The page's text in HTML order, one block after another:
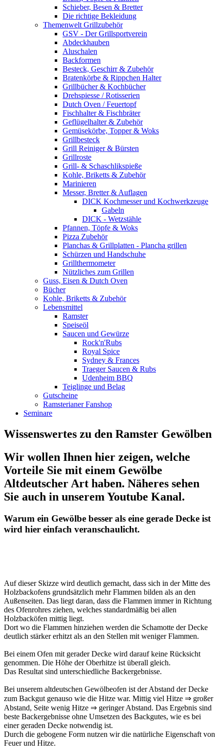
Schieber, Besen & Bretter
Die richtige Bekleidung
Themenwelt Grillzubehör
GSV - Der Grillsportverein
Abdeckhauben
Aluschalen
Backformen
Besteck, Geschirr & Zubehör
Bratenkörbe & Rippchen Halter
Grillbücher & Kochbücher
Drehspiesse / Rotisserien
Dutch Oven / Feuertopf
Fischhalter & Fischbräter
Geflügelhalter & Zubehör
Gemüsekörbe, Topper & Woks
Grillbesteck
Grill Reiniger & Bürsten
Grillroste
Grill- & Schaschlikspieße
Kohle, Briketts & Zubehör
Marinieren
Messer, Bretter & Auflagen
DICK Kochmesser und Kochwerkzeuge
Gabeln
DICK - Wetzstähle
Pfannen, Töpfe & Woks
Pizza Zubehör
Planchas & Grillplatten - Plancha grillen
Schürzen und Handschuhe
Grillthermometer
Nützliches zum Grillen
Guss, Eisen & Dutch Oven
Bücher
Kohle, Briketts & Zubehör
Lebensmittel
Ramster
Speiseöl
Saucen und Gewürze
Rock'n'Rubs
Royal Spice
Sydney & Frances
Traeger Saucen & Rubs
Udenheim BBQ
Teiglinge und Belag
Gutscheine
Ramsterianer Fanshop
Seminare
Wissenswertes zu den Ramster Gewölben
Wir wollen Ihnen hier zeigen, welche
Vorteile Sie mit einem Gewölbe
Altdeutscher Art haben. Näheres sehen
Sie auch in unserem Youtube Kanal.
Warum ein Gewölbe besser als eine gerade Decke ist
wird hier einfach veranschaulicht.
Auf dieser Skizze wird deutlich gemacht, dass sich in der Mitte des
Holzbackofens grundsätzlich mehr Flammen bilden als an den
Außenseiten. Das liegt daran, dass die Flammen immer in Richtung
des Ofenrohres ziehen, welches standardmäßig bei allen
Holzbacköfen mittig liegt.
Dort wo die Flammen hinziehen werden die Schamotte der Decke
deutlich stärker erhitzt als an den Stellen mit weniger Flammen.
Bei einem Ofen mit gerader Decke wird darauf keine Rücksicht
genommen. Die Höhe der Oberhitze ist überall gleich.
Das Resultat sind unterschiedliche Backergebnisse.
Bei unserem altdeutschen Gewölbeofen ist der Abstand der Decke
zum Backgut genauso wie die Hitze war. Mittig viel Hitze ⇒ großer
Abstand, Seite wenig Hitze ⇒ geringer Abstand. Das Ergebnis sind
beste Backergebnisse ohne Umsetzen des Backgutes, wie es bei
einer geraden Decke notwendig ist.
Durch die gebogene Form nutzen wir die natürliche Eigenschaft von
Feuer und Hitze.